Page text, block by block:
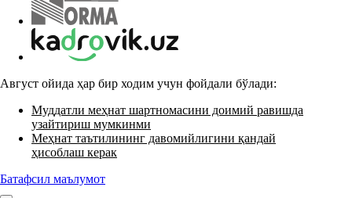
Август ойида ҳар бир ходим учун фойдали бўлади:
Муддатли меҳнат шартномасини доимий равишда
узайтириш мумкинми
Меҳнат таътилининг давомийлигини қандай
ҳисоблаш керак
Батафсил маълумот